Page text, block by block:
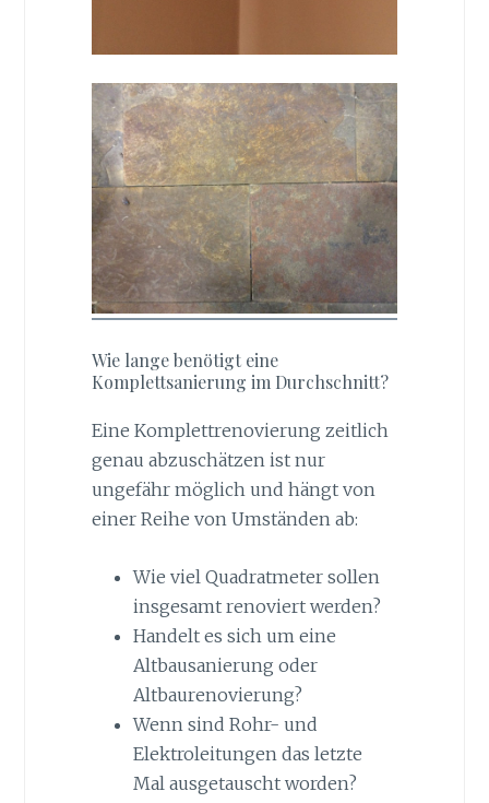
Wie lange benötigt eine
Komplettsanierung im Durchschnitt?
Eine Komplettrenovierung zeitlich
genau abzuschätzen ist nur
ungefähr möglich und hängt von
einer Reihe von Umständen ab:
Wie viel Quadratmeter sollen
insgesamt renoviert werden?
Handelt es sich um eine
Altbausanierung oder
Altbaurenovierung?
Wenn sind Rohr- und
Elektroleitungen das letzte
Mal ausgetauscht worden?